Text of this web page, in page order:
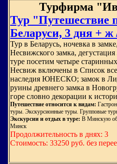
Турфирма
Тур "Путешествие
Беларуси, 3 дня +
Тур в Беларусь, ночевка в
Несвижского замка,
туре посетим четыре
Несвиж включены в Список
наследия ЮНЕСКО; замок в
руины древнего замка в
горе словно декорации к
Путешествие относится к видам:
туры. Экскурсионные туры. Групповые
Экскурсии и отдых в туре: В Минскую
Минск
Продолжительность в днях: 3
Стоимость: 33250 руб. без